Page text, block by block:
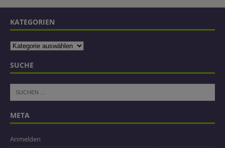
KATEGORIEN
SUCHE
META
Anmelden